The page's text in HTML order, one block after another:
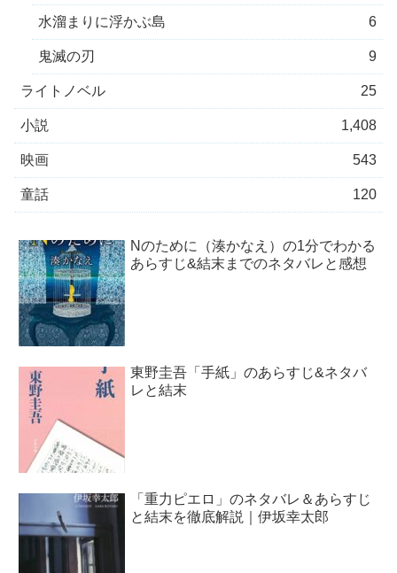
水溜まりに浮かぶ島 6
鬼滅の刃 9
ライトノベル 25
小説 1,408
映画 543
童話 120
Nのために（湊かなえ）の1分でわかる
あらすじ&結末までのネタバレと感想
東野圭吾「手紙」のあらすじ&ネタバ
レと結末
「重力ピエロ」のネタバレ＆あらすじ
と結末を徹底解説｜伊坂幸太郎